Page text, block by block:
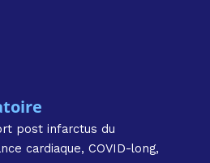
post infarctus du
cardiaque, COVID-long,